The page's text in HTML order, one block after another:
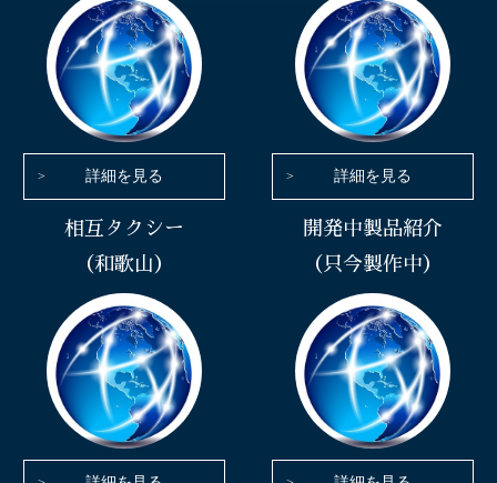
詳細を見る 詳細を見る
相互タクシー
（和歌山）
開発中製品紹介
（只今製作中）